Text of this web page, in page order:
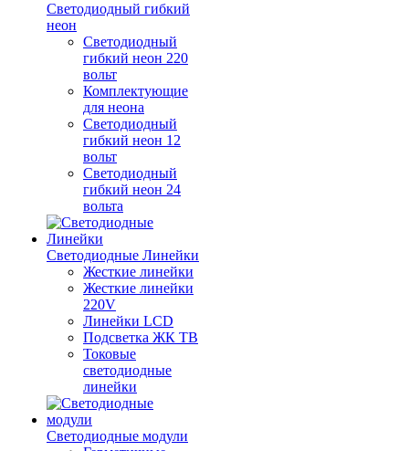
Светодиодный гибкий
неон
Светодиодный
гибкий неон 220
вольт
Комплектующие
для неона
Светодиодный
гибкий неон 12
вольт
Светодиодный
гибкий неон 24
вольта
Светодиодные Линейки
Жесткие линейки
Жесткие линейки
220V
Линейки LCD
Подсветка ЖК ТВ
Токовые
светодиодные
линейки
Светодиодные модули